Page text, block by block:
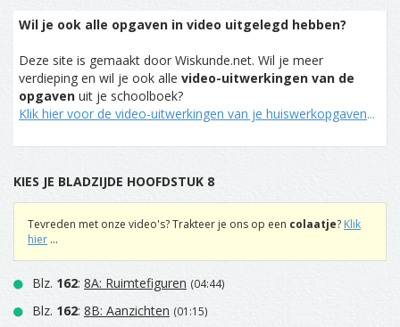
Wil je ook alle opgaven in video uitgelegd hebben?
Deze site is gemaakt door Wiskunde.net. Wil je meer
verdieping en wil je ook alle video-uitwerkingen van de
opgaven uit je schoolboek?
Klik hier voor de video-uitwerkingen van je huiswerkopgaven...
KIES JE BLADZIJDE HOOFDSTUK 8
Tevreden met onze video's? Trakteer je ons op een colaatje? Klik
hier ...
Blz. 162: 8A: Ruimtefiguren (04:44)
Blz. 162: 8B: Aanzichten (01:15)